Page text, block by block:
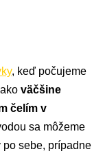
, keď počujeme
väčšine
čelím v
sa môžeme
sebe, prípadne